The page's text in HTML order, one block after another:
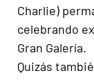
Charlie)
celebrando
Gran Galería.
Quizás